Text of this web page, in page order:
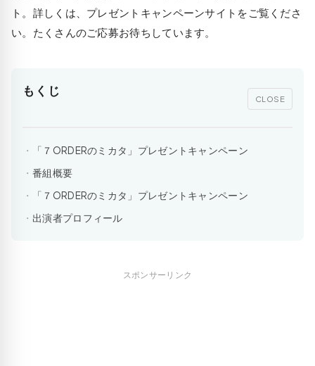
ト。詳しくは、プレゼントキャンペーンサイトをご覧くださ
い。たくさんのご応募お待ちしています。
もくじ
CLOSE
「７ORDERのミカタ」プレゼントキャンペーン
番組概要
「７ORDERのミカタ」プレゼントキャンペーン
出演者プロフィール
スポンサーリンク